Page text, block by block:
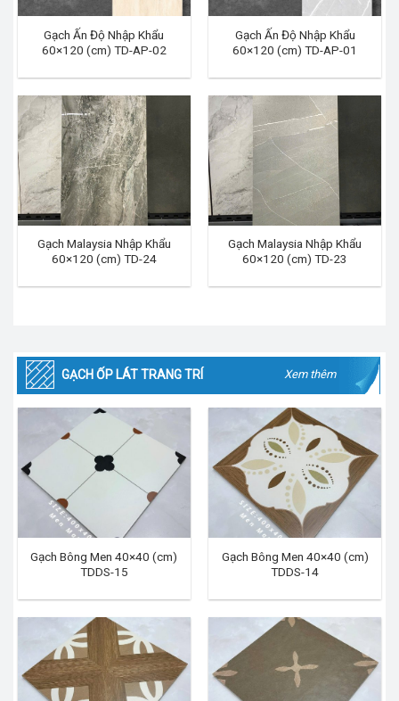
Gạch Ấn Độ Nhập Khẩu
60×120 (cm) TD-AP-02
Gạch Ấn Độ Nhập Khẩu
60×120 (cm) TD-AP-01
Gạch Malaysia Nhập Khẩu
60×120 (cm) TD-24
Gạch Malaysia Nhập Khẩu
60×120 (cm) TD-23
GẠCH ỐP LÁT TRANG TRÍ Xem thêm
Gạch Bông Men 40×40 (cm)
TDDS-15
Gạch Bông Men 40×40 (cm)
TDDS-14